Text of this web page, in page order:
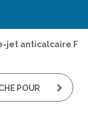
jet anticalcaire F
POUR